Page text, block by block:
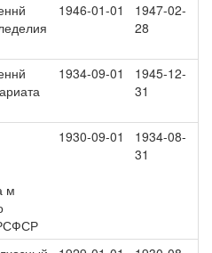
1946-01-01
1947-02-
28
1934-09-01
1945-12-
31
м
1930-09-01
1934-08-
31